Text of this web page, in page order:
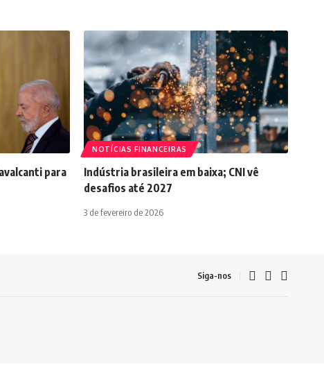
para
NOTÍCIAS FINANCEIRAS
Indústria brasileira em baixa; CNI vê
desafios até 2027
3 de fevereiro de 2026
Siga-nos